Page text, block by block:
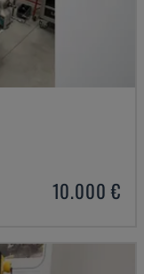
10.000 €